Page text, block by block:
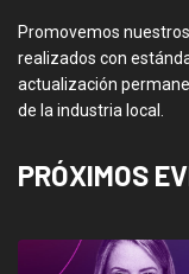
Promovemos
realizados con
actualización
de la industria local.
PRÓXIMOS